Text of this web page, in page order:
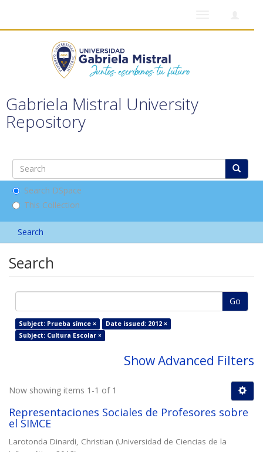
Gabriela Mistral University
Repository
Search DSpace
This Collection
Search
Search
Go
Subject: Prueba simce ×
Date issued: 2012 ×
Subject: Cultura Escolar ×
Show Advanced Filters
Now showing items 1-1 of 1
Representaciones Sociales de Profesores sobre
el SIMCE
Larotonda Dinardi, Christian (Universidad de Ciencias de la